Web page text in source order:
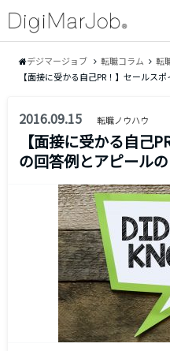
デジマージョブ 転職コラム
転
【面接に受かる自己PR！】セールス
2016.09.15 転職ノウハウ
【面接に受かる自己
の回答例とアピール